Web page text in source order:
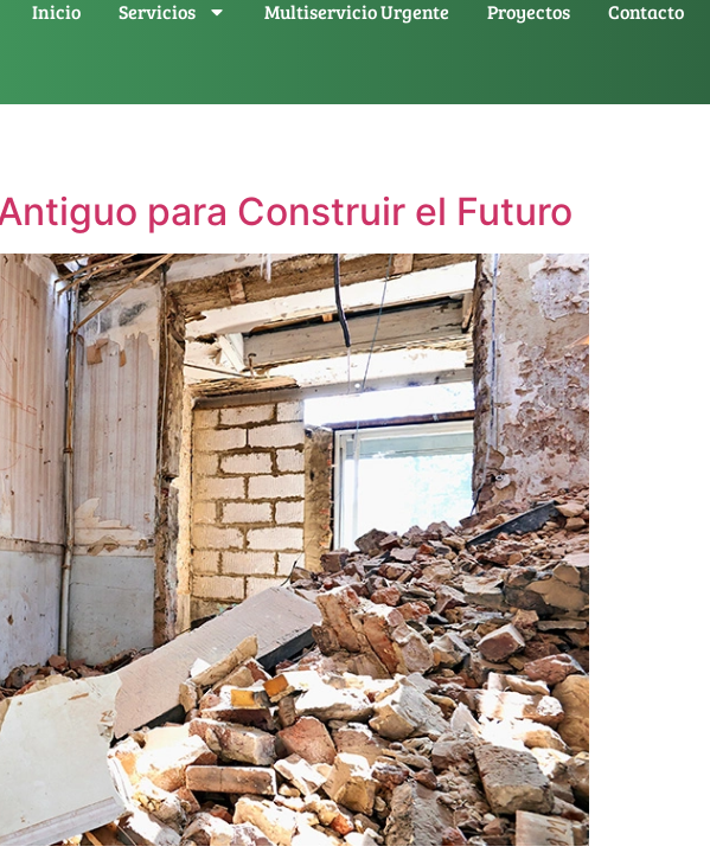
Inicio Servicios Multiservicio Urgente Proyectos Contacto
para Construir el Futuro